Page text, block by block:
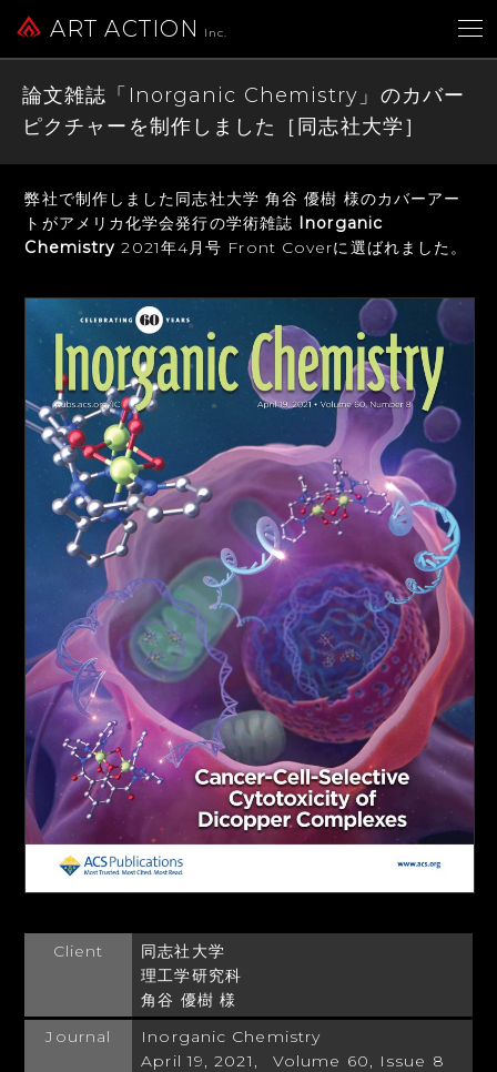
ART ACTION Inc.
論文雑誌「Inorganic Chemistry」のカバー
ピクチャーを制作しました［同志社大学］
弊社で制作しました同志社大学 角谷 優樹 様のカバーアー
トがアメリカ化学会発行の学術雑誌 Inorganic
Chemistry 2021年4月号 Front Coverに選ばれました。
Client
同志社大学
理工学研究科
角谷 優樹 様
Journal
Inorganic Chemistry
April 19, 2021, Volume 60, Issue 8